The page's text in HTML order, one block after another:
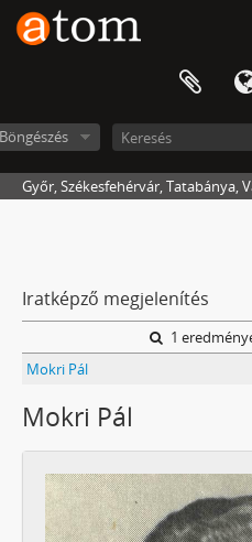
Győr, Székesfehérvár, Tatabánya,
Iratképző megjelenítés
1
Mokri Pál
Mokri Pál